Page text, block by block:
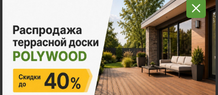
Заказать видеоконсультацию
(Whatsapp/ Telegram)